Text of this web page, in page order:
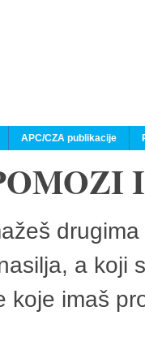
APC/CZA publikacije
a koji
koje imaš